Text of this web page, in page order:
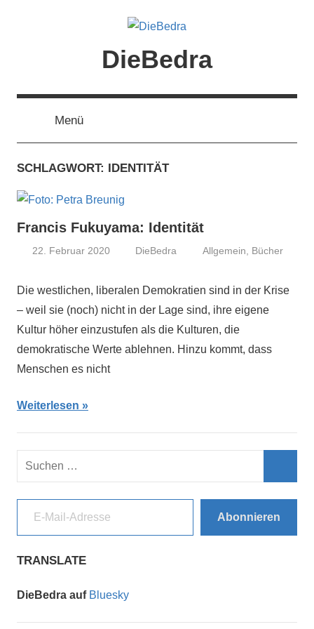
DieBedra
Menü
SCHLAGWORT: IDENTITÄT
Francis Fukuyama: Identität
22. Februar 2020 DieBedra Allgemein Bücher
Die westlichen, liberalen Demokratien sind in der Krise
– weil sie (noch) nicht in der Lage sind, ihre eigene
Kultur höher einzustufen als die Kulturen, die
demokratische Werte ablehnen. Hinzu kommt, dass
Menschen es nicht
Weiterlesen
Suchen
E-Mail-Adresse
Abonnieren
TRANSLATE
DieBedra auf Bluesky